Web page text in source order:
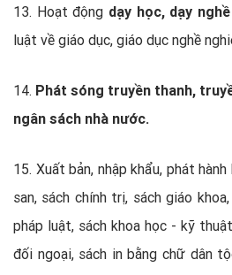
13. Hoạt động dạy học, dạy nghề
luật về giáo dục, giáo dục nghề
14. Phát sóng truyền thanh,
ngân sách nhà nước.
15. Xuất bản, nhập khẩu, phát
san, sách chính trị, sách giáo
pháp luật, sách khoa học - kỹ
đối ngoại, sách in bằng chữ dân